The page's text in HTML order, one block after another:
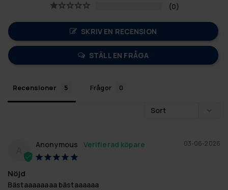
0
SKRIV EN RECENSION
STÄLL EN FRÅGA
Recensioner Frågor
03-06-2026
Anonymous
Nöjd
Bästaaaaaaaa bästaaaaaa